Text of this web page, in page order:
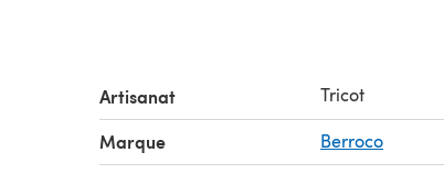
Artisanat Tricot
Marque Berroco